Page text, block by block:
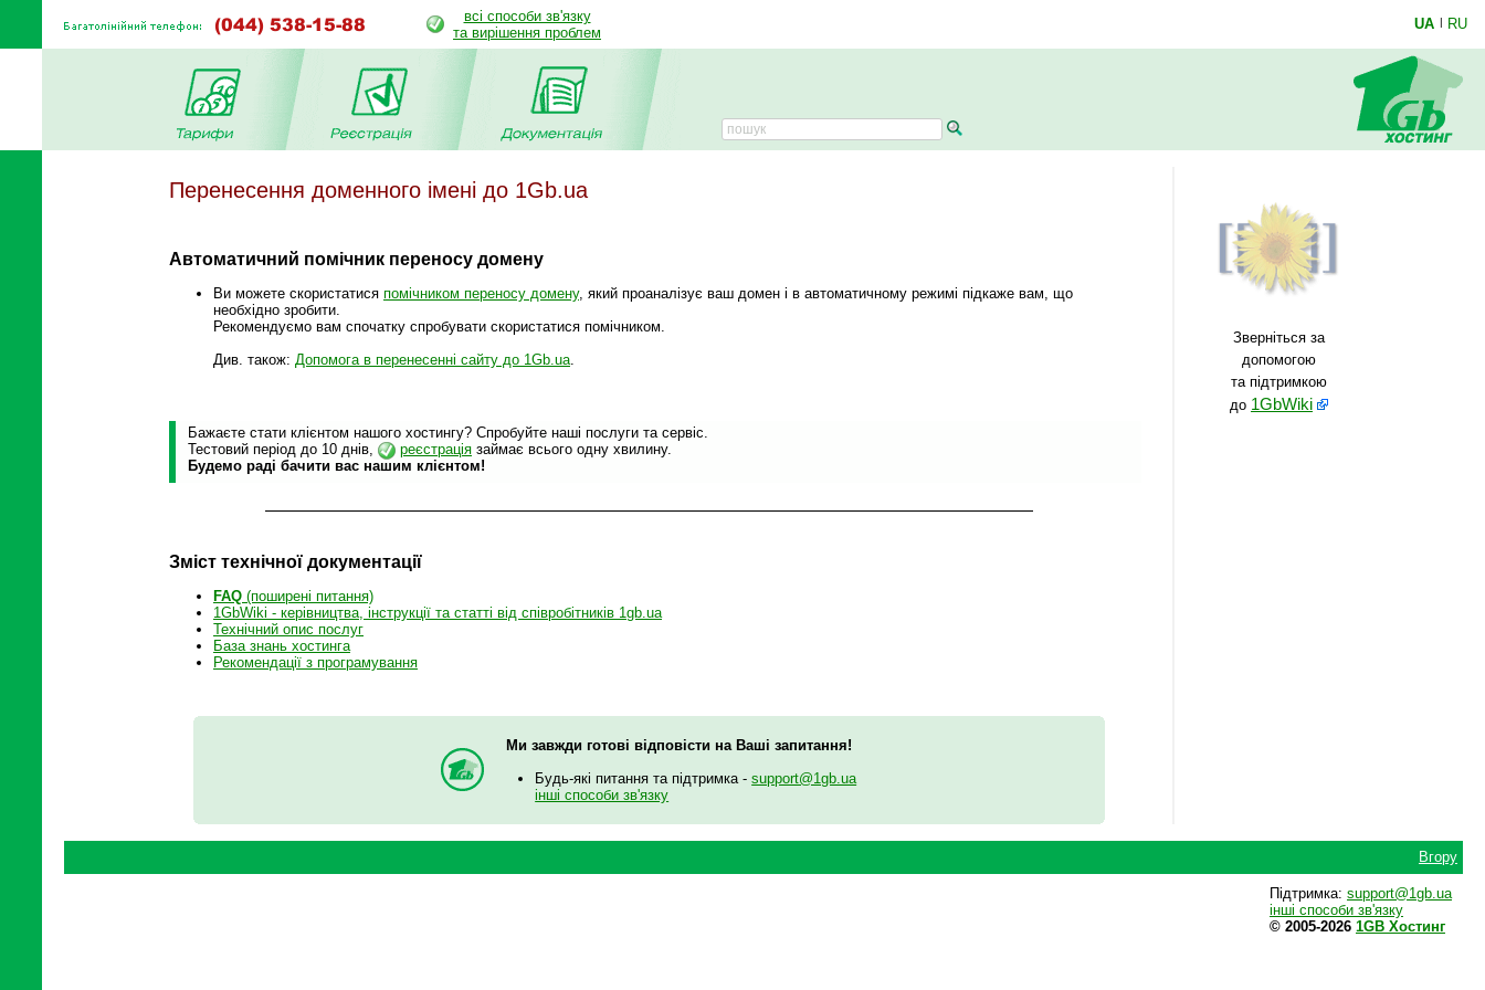
всі способи зв'язку
та вирішення проблем
UA | RU
Перенесення доменного імені до 1Gb.ua
Автоматичний помічник переносу домену
Ви можете скористатися помічником переносу домену, який проаналізує ваш домен і в автоматичному режимі підкаже вам, що
необхідно зробити.
Рекомендуємо вам спочатку спробувати скористатися помічником.
Див. також: Допомога в перенесенні сайту до 1Gb.ua
Бажаєте стати клієнтом нашого хостингу? Спробуйте наші послуги та сервіс.
Тестовий період до 10 днів,
реєстрація займає всього одну хвилину.
Будемо раді бачити вас нашим клієнтом!
Зміст технічної документації
FAQ (поширені питання)
1GbWiki - керівництва, інструкції та статті від співробітників 1gb.ua
Технічний опис послуг
База знань хостинга
Рекомендації з програмування
Ми завжди готові відповісти на Ваші запитання!
Будь-які питання та підтримка -support@1gb.ua
інші способи зв'язку
Зверніться за
допомогою
та підтримкою
до 1GbWiki
Вгору
Підтримка: support@1gb.ua
інші способи зв'язку
© 2005-2026 1GB Хостинг